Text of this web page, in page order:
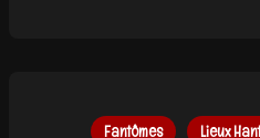
Fantômes Lieux